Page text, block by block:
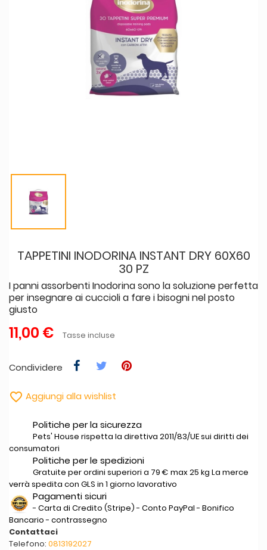
TAPPETINI INODORINA INSTANT DRY 60X60
30 PZ
I panni assorbenti Inodorina sono la soluzione perfetta
per insegnare ai cuccioli a fare i bisogni nel posto
giusto
11,00 € Tasse incluse
Condividere
 Aggiungi alla wishlist
Politiche per la sicurezza
Pets' House rispetta la direttiva 2011/83/UE sui diritti dei
consumatori
Politiche per le spedizioni
Gratuite per ordini superiori a 79 € max 25 kg La merce
verrà spedita con GLS in 1 giorno lavorativo
Pagamenti sicuri
- Carta di Credito (Stripe) - Conto PayPal - Bonifico
Bancario - contrassegno
Contattaci
Telefono: 0813192027